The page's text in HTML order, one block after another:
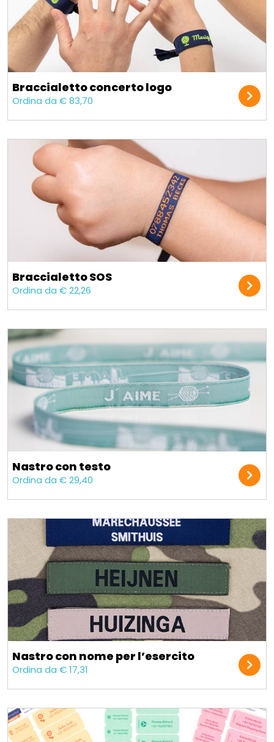
Braccialetto concerto logo
Ordina da € 83,70
Braccialetto SOS
Ordina da € 22,26
Nastro con testo
Ordina da € 29,40
Nastro con nome per l’esercito
Ordina da € 17,31